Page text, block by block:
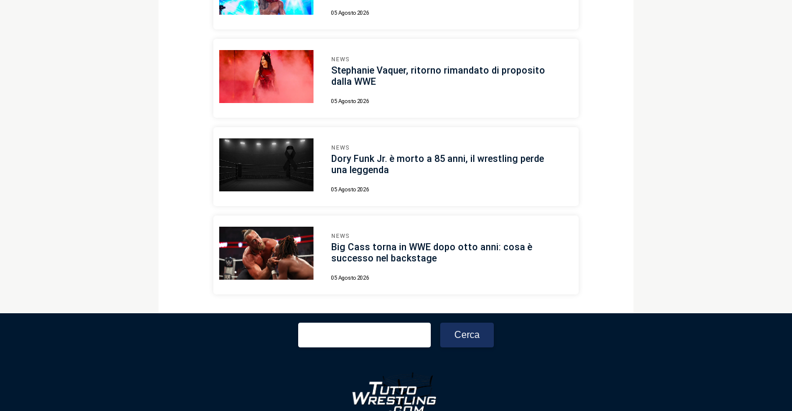
05 Agosto 2026
NEWS
Stephanie Vaquer, ritorno rimandato di proposito
dalla WWE
05 Agosto 2026
NEWS
Dory Funk Jr. è morto a 85 anni, il wrestling perde
una leggenda
05 Agosto 2026
NEWS
Big Cass torna in WWE dopo otto anni: cosa è
successo nel backstage
05 Agosto 2026
Ricerca